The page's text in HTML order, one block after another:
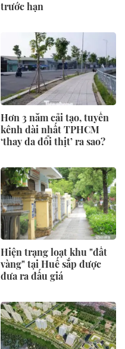
trước hạn
Hơn 3 năm cải tạo, tuyến
kênh dài nhất TPHCM
‘thay da đổi thịt’ ra sao?
Hiện trạng loạt khu "đất
vàng" tại Huế sắp được
đưa ra đấu giá